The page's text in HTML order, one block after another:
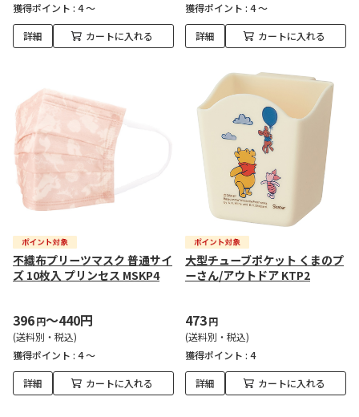
獲得ポイント : 4 ～
詳細 カートに入れる
獲得ポイント : 4 ～
詳細 カートに入れる
不織布プリーツマスク 普通サイ
ズ 10枚入 プリンセス MSKP4
396円～440円
(送料別・税込)
獲得ポイント : 4 ～
詳細 カートに入れる
大型チューブポケット くまのプ
ーさん/アウトドア KTP2
473円
(送料別・税込)
獲得ポイント : 4
詳細 カートに入れる